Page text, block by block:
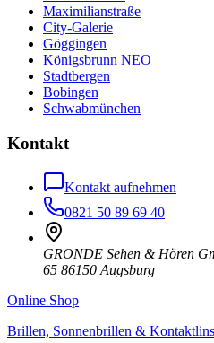
Maximilianstraße
City-Galerie
Göggingen
Königsbrunn NEO
Stadtbergen
Bobingen
Schwabmünchen
Kontakt
Kontakt aufnehmen
0821 50 89 69 40
GRONDE Sehen & Hören
65 86150 Augsburg
Online Shop
Brillen, Sonnenbrillen &